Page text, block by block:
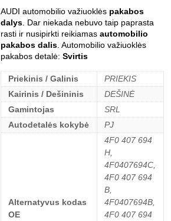
AUDI automobilio važiuoklės pakabos
dalys . Dar niekada nebuvo taip paprasta
rasti ir nusipirkti reikiamas automobilio
pakabos dalis . Automobilio važiuoklės
pakabos detalė: Svirtis
Priekinis / Galinis
PRIEKIS
Kairinis / Dešininis
DEŠINĖ
Gamintojas
SRL
Autodetalės kokybė
PJ
Alternatyvus kodas
OE
4F0 407 694
H,
4F0407694C,
4F0 407 694
B,
4F0407694B,
4F0 407 694